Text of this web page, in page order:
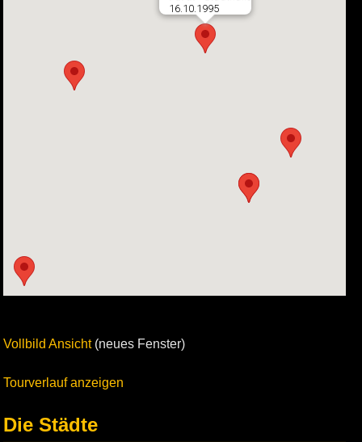
16.10.1995
Vollbild Ansicht(neues Fenster)
Tourverlauf anzeigen
Die Städte